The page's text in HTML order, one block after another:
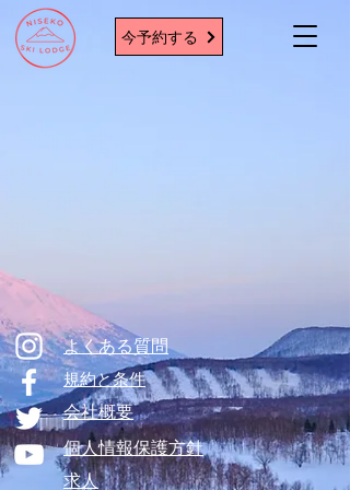
今予約する
​よくある質問
​規約と条件
​会社概要
個人情報保護方針
​求人